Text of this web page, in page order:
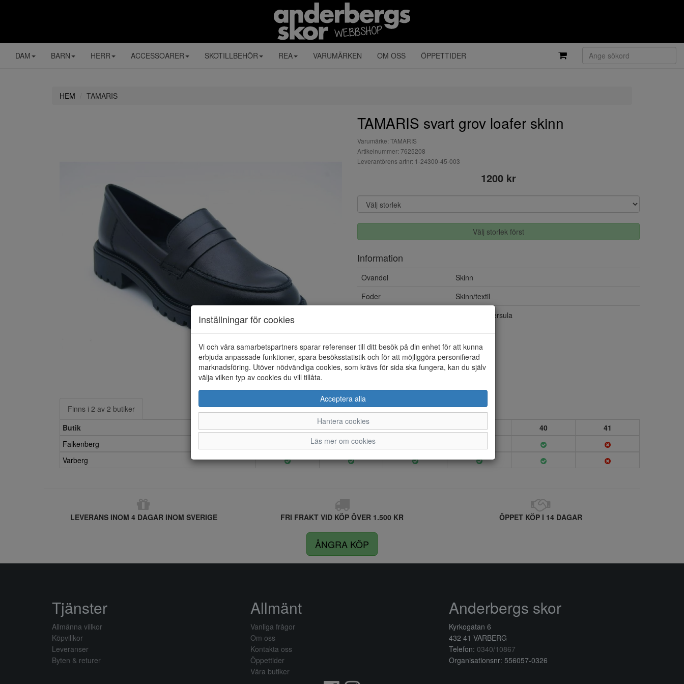
DAM BARN HERR ACCESSOARER SKOTILLBEHÖR REA VARUMÄRKEN OM OSS ÖPPETTIDER
HEM TAMARIS
TAMARIS svart grov loafer skinn
Varumärke: TAMARIS
Artikelnummer: 7625208
Leverantörens artnr: 1-24300-45-003
1200 kr
Välj storlek först
Information
Ovandel
Skinn
Foder
Skinn/textil
Touch it innersula
Finns i 2 av 2 butiker
Butik
36 37 38 39 40
41
Falkenberg
Varberg
LEVERANS INOM 4 DAGAR INOM SVERIGE FRI FRAKT VID KÖP ÖVER 1.500 KR ÖPPET KÖP I 14 DAGAR
ÅNGRA KÖP
Inställningar för cookies
Vi och våra samarbetspartners sparar referenser till ditt besök på din enhet för att kunna
erbjuda anpassade funktioner, spara besöksstatistik och för att möjliggöra personifierad
marknadsföring. Utöver nödvändiga cookies, som krävs för sida ska fungera, kan du själv
välja vilken typ av cookies du vill tillåta.
Acceptera alla
Hantera cookies
Läs mer om cookies
Tjänster
Allmänna villkor
Köpvillkor
Leveranser
Byten & returer
Allmänt
Vanliga frågor
Om oss
Kontakta oss
Öppettider
Våra butiker
Anderbergs skor
Kyrkogatan 6
432 41 VARBERG
Telefon: 0340/10867
Organisationsnr: 556057-0326